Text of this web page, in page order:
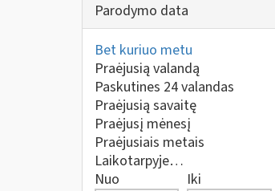
Parodymo data
Bet kuriuo metu
Praėjusią valandą
Paskutines 24 valandas
Praėjusią savaitę
Praėjusį mėnesį
Praėjusiais metais
Laikotarpyje…
Nuo
Iki